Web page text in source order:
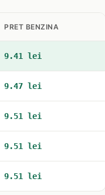
PRET BENZINA
9.41 lei
9.47 lei
9.51 lei
9.51 lei
9.51 lei